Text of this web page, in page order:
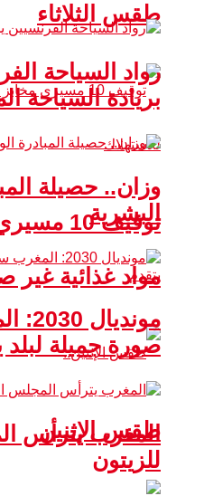
طقس الثلاثاء
توقيف
مواد غذائية غير
طقس الإثنين
رواد السياحة
بريادة السياحة
وزان.. حصيلة
البشرية
صورة جميلة لبلد
المغرب يترأس
للزيتون